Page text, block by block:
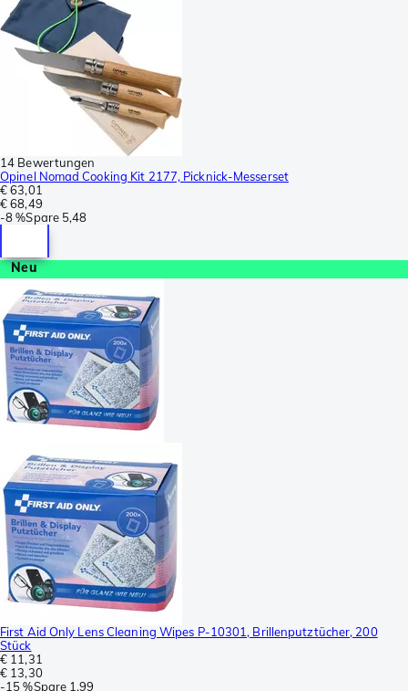
14 Bewertungen
Opinel Nomad Cooking Kit 2177, Picknick-Messerset
€ 63,01
€ 68,49
-8 %Spare 5,48
Neu
First Aid Only Lens Cleaning Wipes P-10301, Brillenputztücher, 200
Stück
€ 11,31
€ 13,30
-15 %Spare 1,99